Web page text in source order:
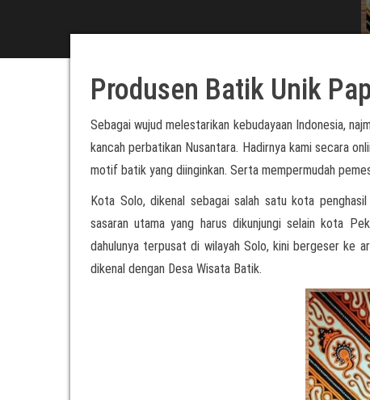
Produsen Batik Unik
Sebagai wujud melestarikan kebudayaan Indonesia,
kancah perbatikan Nusantara. Hadirnya kami secara
motif batik yang diinginkan. Serta mempermudah
Kota Solo, dikenal sebagai salah satu kota
sasaran utama yang harus dikunjungi selain kota
dahulunya terpusat di wilayah Solo, kini bergeser ke
dikenal dengan Desa Wisata Batik.